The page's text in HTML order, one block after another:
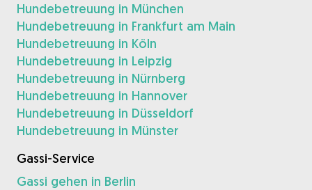
Hundebetreuung in München
Hundebetreuung in Frankfurt am Main
Hundebetreuung in Köln
Hundebetreuung in Leipzig
Hundebetreuung in Nürnberg
Hundebetreuung in Hannover
Hundebetreuung in Düsseldorf
Hundebetreuung in Münster
Gassi-Service
Gassi gehen in Berlin